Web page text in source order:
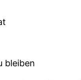
bleiben